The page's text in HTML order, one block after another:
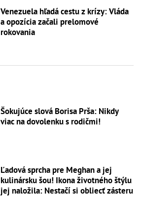
Venezuela hľadá cestu z krízy: Vláda
a opozícia začali prelomové
rokovania
Šokujúce slová Borisa Prša: Nikdy
viac na dovolenku s rodičmi!
Ľadová sprcha pre Meghan a jej
kulinársku šou! Ikona životného štýlu
jej naložila: Nestačí si obliecť zásteru